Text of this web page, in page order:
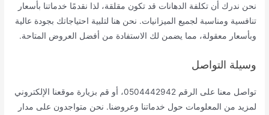
نحن ندرك أن تكلفة الدهانات قد تكون مقلقة، لذا نقدمًا خدماتنا بأسعار
تنافسية ومناسبة لجميع الميزانيات. نحن هنا لتلبية احتياجاتك بجودة عالية
وبأسعار معقولة، مما يضمن لك الاستفادة من أفضل العروض المتاحة.
وسيلة التواصل
تواصل معنا على الرقم 0504442942، أو قم بزيارة موقعنا الإلكتروني
لمزيد من المعلومات حول خدماتنا وعروضنا. نحن متواجدون على مدار